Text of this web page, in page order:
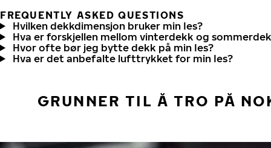
FREQUENTLY ASKED QUESTIONS
Hvilken dekkdimensjon bruker min Ies?
Hva er forskjellen mellom vinterdekk og
Hvor ofte bør jeg bytte dekk på min Ies?
Hva er det anbefalte lufttrykket for min Ies?
GRUNNER TIL Å TRO PÅ